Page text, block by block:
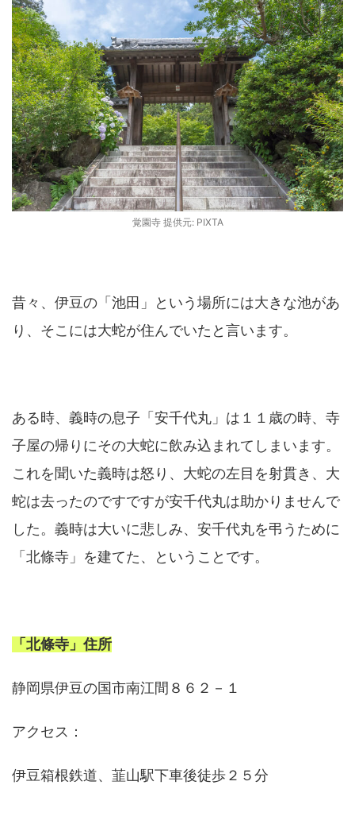
覚園寺 提供元: PIXTA
昔々、伊豆の「池田」という場所には大きな池があ
り、そこには大蛇が住んでいたと言います。
ある時、義時の息子「安千代丸」は１１歳の時、寺
子屋の帰りにその大蛇に飲み込まれてしまいます。
これを聞いた義時は怒り、大蛇の左目を射貫き、大
蛇は去ったのですですが安千代丸は助かりませんで
した。義時は大いに悲しみ、安千代丸を弔うために
「北條寺」を建てた、ということです。
「北條寺」住所
静岡県伊豆の国市南江間８６２－１
アクセス：
伊豆箱根鉄道、韮山駅下車後徒歩２５分